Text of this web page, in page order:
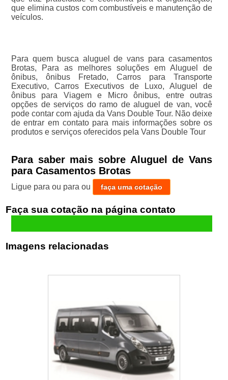
que elimina custos com combustíveis e manutenção de
veículos.
Para quem busca aluguel de vans para casamentos
Brotas, Para as melhores soluções em Aluguel de
ônibus, ônibus Fretado, Carros para Transporte
Executivo, Carros Executivos de Luxo, Aluguel de
ônibus para Viagem e Micro ônibus, entre outras
opções de serviços do ramo de aluguel de van, você
pode contar com ajuda da Vans Double Tour. Não deixe
de entrar em contato para mais informações sobre os
produtos e serviços oferecidos pela Vans Double Tour
Para saber mais sobre Aluguel de Vans
para Casamentos Brotas
Ligue para ou para ou faça uma cotação
Faça sua cotação
Imagens relacionadas